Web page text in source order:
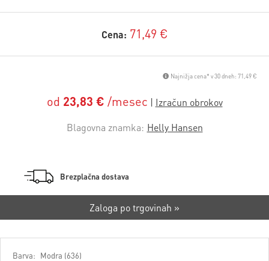
Cena: 71,49 €
Najnižja cena* v 30 dneh: 71,49 €
od 23,83 € /mesec
Blagovna znamka: Helly Hansen
Brezplačna dostava
Zaloga po trgovinah »
Barva: Modra (636)